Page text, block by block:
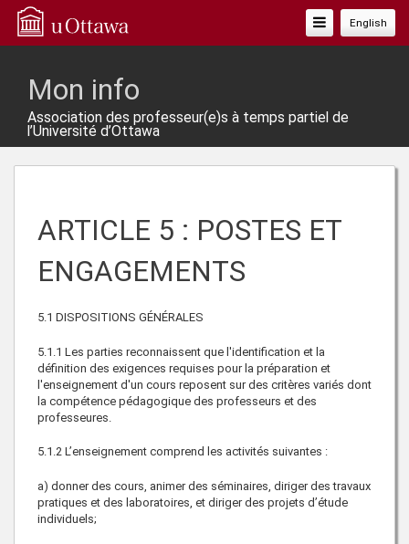
English
Basculer
La
Mon info
Association des professeur(e)s à temps partiel de
l’Université d’Ottawa
ARTICLE 5 : POSTES ET
ENGAGEMENTS
5.1 DISPOSITIONS GÉNÉRALES
5.1.1 Les parties reconnaissent que l'identification et la
définition des exigences requises pour la préparation et
l'enseignement d'un cours reposent sur des critères variés dont
la compétence pédagogique des professeurs et des
professeures.
5.1.2 L’enseignement comprend les activités suivantes :
a) donner des cours, animer des séminaires, diriger des travaux
pratiques et des laboratoires, et diriger des projets d’étude
individuels;